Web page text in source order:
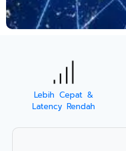
Lebih Cepat &
Latency Rendah